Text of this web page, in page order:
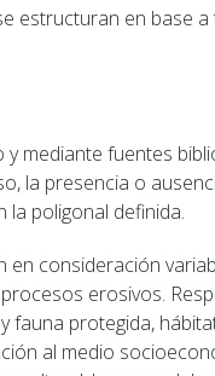
estructuran en base
mediante fuentes
la presencia o
poligonal definida.
en consideración
erosivos.
fauna protegida,
al medio